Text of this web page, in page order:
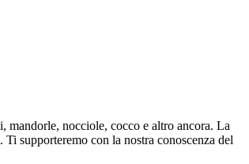
mandorle, nocciole, cocco e altro ancora. La
supporteremo con la nostra conoscenza del